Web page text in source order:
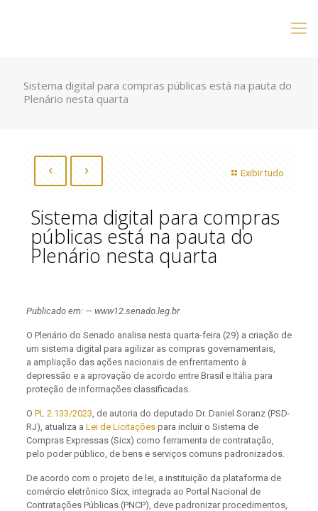
Sistema digital para compras públicas está na pauta do
Plenário nesta quarta
Exibir tudo
Sistema digital para compras
públicas está na pauta do
Plenário nesta quarta
Publicado em: — www12.senado.leg.br
O Plenário do Senado analisa nesta quarta-feira (29) a criação de
um sistema digital para agilizar as compras governamentais,
a ampliação das ações nacionais de enfrentamento à
depressão e a aprovação de acordo entre Brasil e Itália para
proteção de informações classificadas.
O PL 2.133/2023, de autoria do deputado Dr. Daniel Soranz (PSD-
RJ), atualiza a Lei de Licitaçõespara incluir o Sistema de
Compras Expressas (Sicx) como ferramenta de contratação,
pelo poder público, de bens e serviços comuns padronizados.
De acordo com o projeto de lei, a instituição da plataforma de
comércio eletrônico Sicx, integrada ao Portal Nacional de
Contratações Públicas (PNCP), deve padronizar procedimentos,